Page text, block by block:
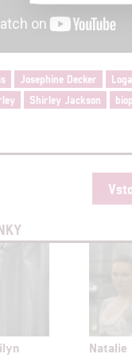
Josephine Decker
Shirley Jackson
Natalie
služeb
Udělením
Poskytování